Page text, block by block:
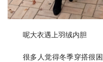
呢大衣遇上羽绒内胆
很多人觉得冬季穿搭很